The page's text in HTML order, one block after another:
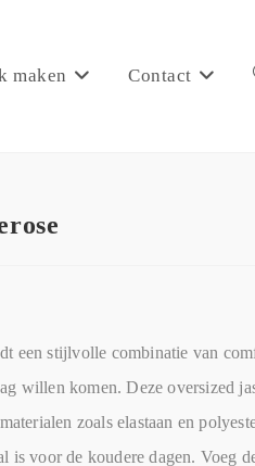
maken Contact
een stijlvolle combinatie van
willen komen. Deze oversized
zoals elastaan en
is voor de koudere dagen. Voeg